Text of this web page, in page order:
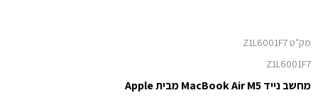
מק"ט Z1L6001F7
Z1L6001F7
מחשב נייד MacBook Air M5 מבית Apple